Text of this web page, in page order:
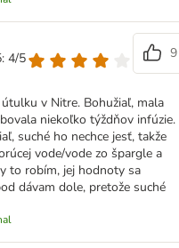
4/5
9
v Nitre. Bohužiaľ, mala
niekoľko týždňov infúzie.
suché ho nechce jesť, takže
vode/vode zo špargle a
to robím, jej hodnoty sa
dávam dole, pretože suché